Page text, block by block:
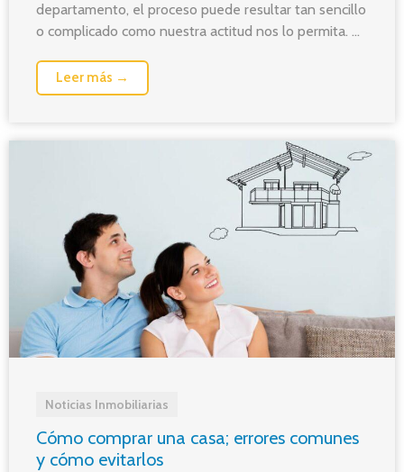
departamento, el proceso puede resultar tan sencillo
o complicado como nuestra actitud nos lo permita. ...
Leer más →
Noticias Inmobiliarias
Cómo comprar una casa; errores comunes
y cómo evitarlos